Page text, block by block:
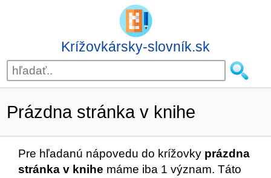
Krížovkársky-slovník.sk
Prázdna stránka v knihe
Pre hľadanú nápovedu do krížovky prázdna
stránka v knihe máme iba 1 význam. Táto